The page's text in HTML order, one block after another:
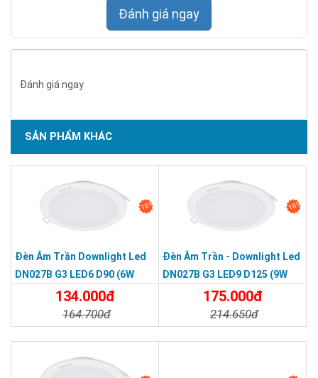
Đánh giá ngay
Đánh giá ngay
SẢN PHẨM KHÁC
18%
Đèn Âm Trần Downlight Led
DN027B G3 LED6 D90 (6W
134.000đ
164.700đ
18%
Đèn Âm Trần - Downlight Led
DN027B G3 LED9 D125 (9W
175.000đ
214.650đ